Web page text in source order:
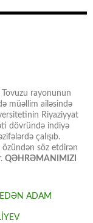
rayonunun
müəllim ailəsində
Riyaziyyat
dövründə indiyə
çalışıb.
özündən söz etdirən
QƏHRƏMANIMIZI
EDƏN ADAM